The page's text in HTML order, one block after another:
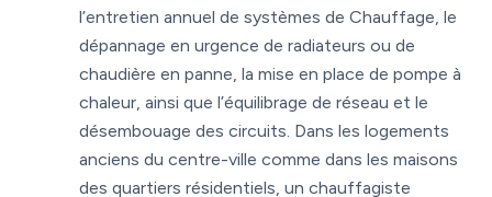
l’entretien annuel de systèmes de Chauffage, le
dépannage en urgence de radiateurs ou de
chaudière en panne, la mise en place de pompe à
chaleur, ainsi que l’équilibrage de réseau et le
désembouage des circuits. Dans les logements
anciens du centre-ville comme dans les maisons
des quartiers résidentiels, un chauffagiste